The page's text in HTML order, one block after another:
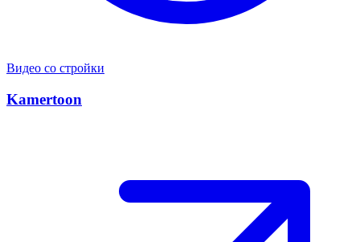
Видео со стройки
Kamertoon